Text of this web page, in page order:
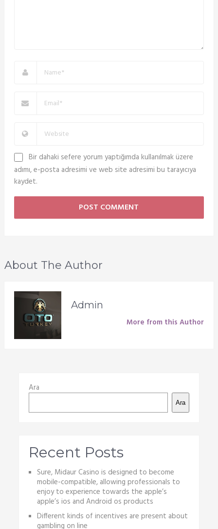
Bir dahaki sefere yorum yaptığımda kullanılmak üzere
adımı, e-posta adresimi ve web site adresimi bu tarayıcıya
kaydet.
About The Author
Admin
More from this Author
Ara
Ara
Recent Posts
Sure, Midaur Casino is designed to become
mobile-compatible, allowing professionals to
enjoy to experience towards the apple’s
apple’s ios and Android os products
Different kinds of incentives are present about
gambling on line